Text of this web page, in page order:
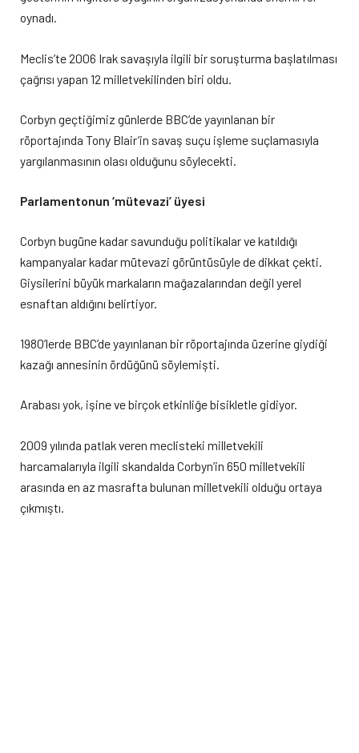
oynadı.
Meclis’te 2006 Irak savaşıyla ilgili bir soruşturma başlatılması
çağrısı yapan 12 milletvekilinden biri oldu.
Corbyn geçtiğimiz günlerde BBC’de yayınlanan bir
röportajında Tony Blair’in savaş suçu işleme suçlamasıyla
yargılanmasının olası olduğunu söylecekti.
Parlamentonun ‘mütevazi’ üyesi
Corbyn bugüne kadar savunduğu politikalar ve katıldığı
kampanyalar kadar mütevazi görüntüsüyle de dikkat çekti.
Giysilerini büyük markaların mağazalarından değil yerel
esnaftan aldığını belirtiyor.
1980’lerde BBC’de yayınlanan bir röportajında üzerine giydiği
kazağı annesinin ördüğünü söylemişti.
Arabası yok, işine ve birçok etkinliğe bisikletle gidiyor.
2009 yılında patlak veren meclisteki milletvekili
harcamalarıyla ilgili skandalda Corbyn’in 650 milletvekili
arasında en az masrafta bulunan milletvekili olduğu ortaya
çıkmıştı.